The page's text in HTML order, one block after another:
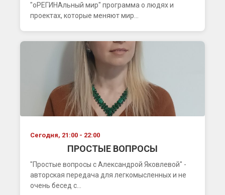
"оРЕГИНАльный мир" программа о людях и
проектах, которые меняют мир...
Сегодня, 21:00 - 22:00
ПРОСТЫЕ ВОПРОСЫ
"Простые вопросы с Александрой Яковлевой" -
авторская передача для легкомысленных и не
очень бесед с...